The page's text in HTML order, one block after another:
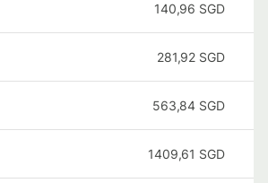
140,96 SGD
281,92 SGD
563,84 SGD
1409,61 SGD